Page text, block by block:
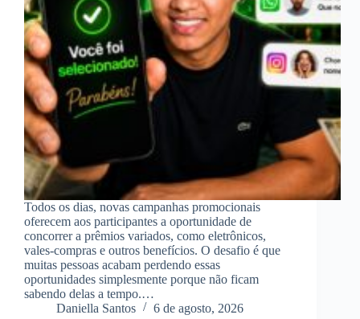
Todos os dias, novas campanhas promocionais
oferecem aos participantes a oportunidade de
concorrer a prêmios variados, como eletrônicos,
vales-compras e outros benefícios. O desafio é que
muitas pessoas acabam perdendo essas
oportunidades simplesmente porque não ficam
sabendo delas a tempo.…
Daniella Santos
6 de agosto, 2026